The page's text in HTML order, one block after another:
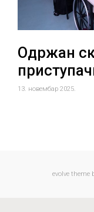
Одржан
13. новембар 2025.
evolvetheme